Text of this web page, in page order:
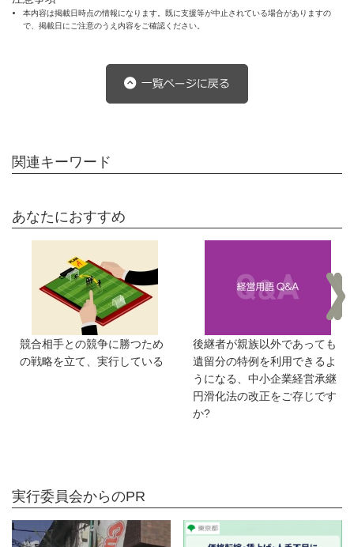
本内容は掲載日時点の情報になります。既に支援等が中止されている場合がありますの
で、掲載日にご注意のうえ内容をご確認ください。
関連キーワード
あなたにおすすめ
競合相手との競争に勝つため
の戦略を立て、実行している
後継者が親族以外であっても
遺留分の特例を利用できるよ
うになる、中小企業経営承継
円滑化法の改正をご存じです
か?
実行委員会からのPR